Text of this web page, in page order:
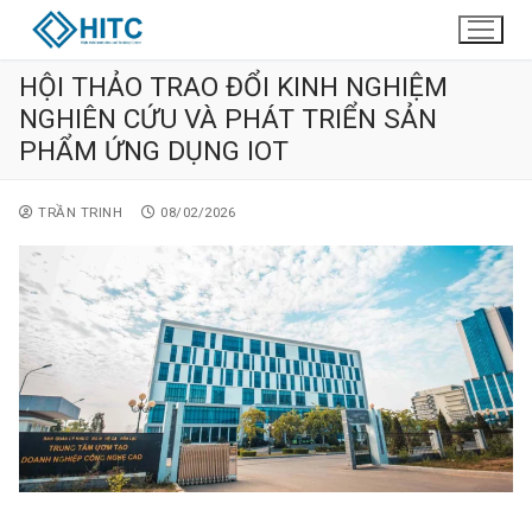
HỘI THẢO TRAO ĐỔI KINH NGHIỆM
NGHIÊN CỨU VÀ PHÁT TRIỂN SẢN
PHẨM ỨNG DỤNG IOT
TRẦN TRINH 08/02/2026